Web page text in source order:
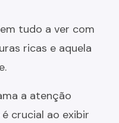
tudo a ver com
ricas e aquela
a atenção
crucial ao exibir